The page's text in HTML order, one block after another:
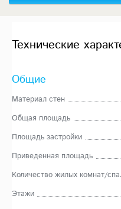
Технические
Общие
Материал стен
Общая площадь
Площадь застройки
Приведенная площадь
Количество жилых комнат/
Этажи